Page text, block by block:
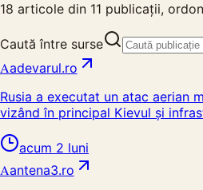
18 articole din 11 publicații,
Caută între surse
Aadevarul.ro
Rusia a executat un atac aerian
vizând în principal Kievul și
acum 2 luni
Aantena3.ro